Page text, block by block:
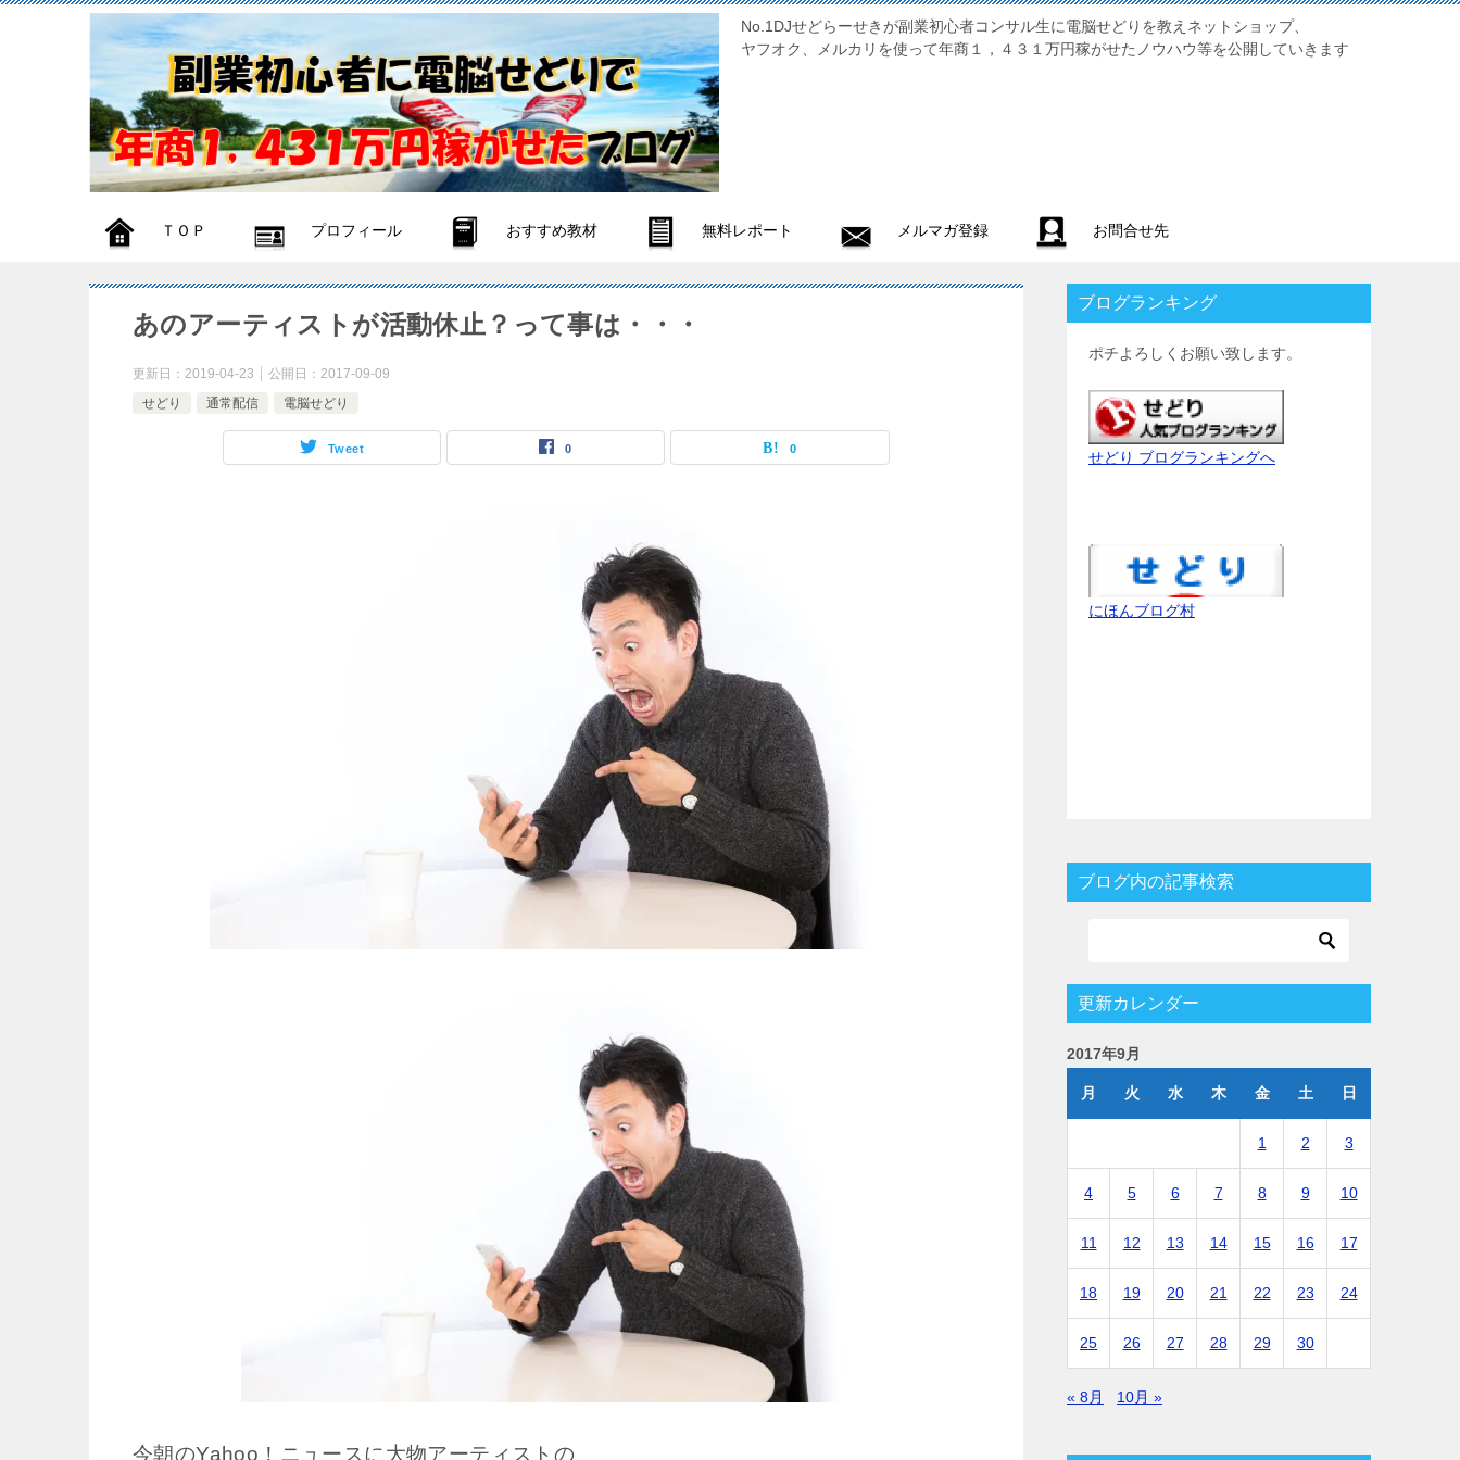
No.1DJせどらーせきが副業初心者コンサル生に電脳せどりを教えネットショップ、
ヤフオク、メルカリを使って年商１，４３１万円稼がせたノウハウ等を公開していきます
ＴＯＰ プロフィール おすすめ教材 無料レポート メルマガ登録 お問合せ先
あのアーティストが活動休止？って事は・・・
更新日： 2019-04-23 公開日： 2017-09-09
せどり
通常配信 電脳せどり
Tweet 0 0
今朝のYahoo！ニュースに大物アーティストの
ブログランキング
ポチよろしくお願い致します。
せどり ブログランキングへ
にほんブログ村
ブログ内の記事検索
更新カレンダー
2017年9月
月 火 水 木 金 土 日
1 2 3
4 5 6 7 8 9 10
11 12 13 14 15 16 17
18 19 20 21 22 23 24
25 26 27 28 29 30
« 8月 10月 »